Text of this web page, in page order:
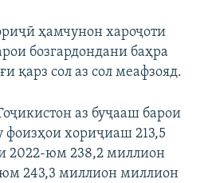
ҳамчунон хароҷоти
бозгардондани баҳра
қарз сол аз сол меафзояд.
аз буҷааш барои
фоизҳои хориҷиаш 213,5
2022-юм 238,2 миллион
юм 243,3 миллион миллион